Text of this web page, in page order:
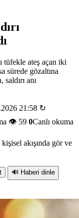
tüfekle ateş açan iki
sürede gözaltına
anı
21:58 ↻
👁️ 59 0Canlı okuma
akışında gör ve
🔊 Haberi dinle